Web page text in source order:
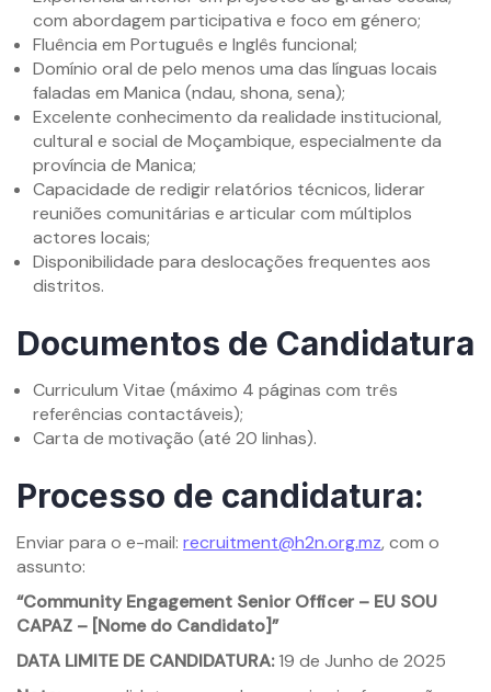
com abordagem participativa e foco em género;
Fluência em Português e Inglês funcional;
Domínio oral de pelo menos uma das línguas locais
faladas em Manica (ndau, shona, sena);
Excelente conhecimento da realidade institucional,
cultural e social de Moçambique, especialmente da
província de Manica;
Capacidade de redigir relatórios técnicos, liderar
reuniões comunitárias e articular com múltiplos
actores locais;
Disponibilidade para deslocações frequentes aos
distritos.
Documentos de Candidatura
Curriculum Vitae (máximo 4 páginas com três
referências contactáveis);
Carta de motivação (até 20 linhas).
Processo de candidatura:
Enviar para o e-mail: recruitment@h2n.org.mz, com o
assunto:
“Community Engagement Senior Officer – EU SOU
CAPAZ – [Nome do Candidato]”
DATA LIMITE DE CANDIDATURA:19 de Junho de 2025